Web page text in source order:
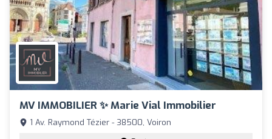
MV IMMOBILIER ✨ Marie Vial Immobilier
1 Av. Raymond Tézier - 38500, Voiron